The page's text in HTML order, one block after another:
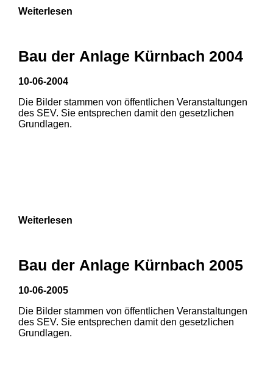
1 2 3
Weiterlesen
Bau der Anlage Kürnbach 2004
10-06-2004
Die Bilder stammen von öffentlichen Veranstaltungen
des SEV. Sie entsprechen damit den gesetzlichen
Grundlagen.
Weiterlesen
Bau der Anlage Kürnbach 2005
10-06-2005
Die Bilder stammen von öffentlichen Veranstaltungen
des SEV. Sie entsprechen damit den gesetzlichen
Grundlagen.